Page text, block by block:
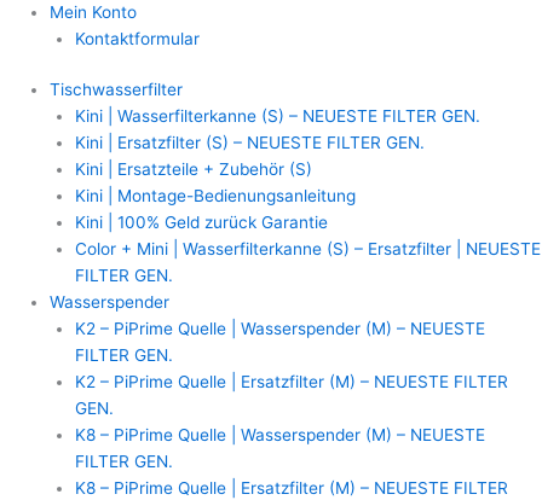
Mein Konto
Kontaktformular
Tischwasserfilter
Kini | Wasserfilterkanne (S) – NEUESTE FILTER GEN.
Kini | Ersatzfilter (S) – NEUESTE FILTER GEN.
Kini | Ersatzteile + Zubehör (S)
Kini | Montage-Bedienungsanleitung
Kini | 100% Geld zurück Garantie
Color + Mini | Wasserfilterkanne (S) – Ersatzfilter | NEUESTE
FILTER GEN.
Wasserspender
K2 – PiPrime Quelle | Wasserspender (M) – NEUESTE
FILTER GEN.
K2 – PiPrime Quelle | Ersatzfilter (M) – NEUESTE FILTER
GEN.
K8 – PiPrime Quelle | Wasserspender (M) – NEUESTE
FILTER GEN.
K8 – PiPrime Quelle | Ersatzfilter (M) – NEUESTE FILTER